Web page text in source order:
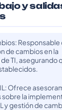
y
Responsable
de cambios en la
TI, asegurando
Ofrece
la
y gestión de